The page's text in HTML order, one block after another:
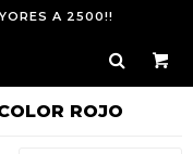
A 2500!!
ROJO